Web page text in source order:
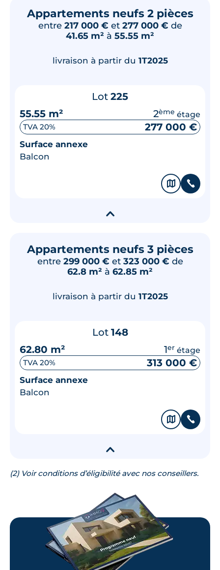
Appartements neufs 2 pièces
entre 217 000 € et 277 000 € de
41.65 m² à 55.55 m²
livraison à partir du 1T2025
Lot 225
55.55 m²
2ème étage
TVA 20% 277 000 €
Surface annexe
Balcon
🗞 📞
▾
Appartements neufs 3 pièces
entre 299 000 € et 323 000 € de
62.8 m² à 62.85 m²
livraison à partir du 1T2025
Lot 148
62.80 m²
1er étage
TVA 20% 313 000 €
Surface annexe
Balcon
🗞 📞
▾
(2) Voir conditions d’éligibilité avec nos conseillers.